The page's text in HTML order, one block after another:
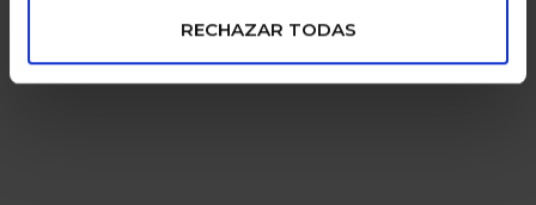
RECHAZAR TODAS
numerosas